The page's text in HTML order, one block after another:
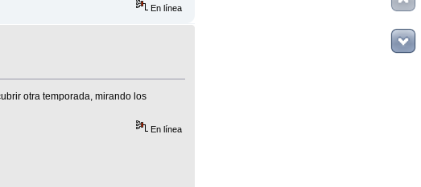
En línea
otra temporada, mirando los
En línea